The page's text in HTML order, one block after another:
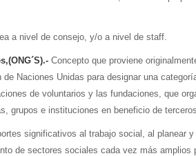
a nivel de consejo, y/o a nivel de staff.
Concepto que proviene
Naciones Unidas para designar una
de voluntarios y las fundaciones, que
grupos e instituciones en beneficio de
significativos al trabajo social, al planear y
de sectores sociales cada vez más amplios